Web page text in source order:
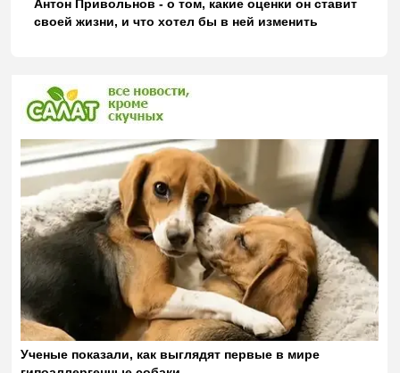
Антон Привольнов - о том, какие оценки он ставит
своей жизни, и что хотел бы в ней изменить